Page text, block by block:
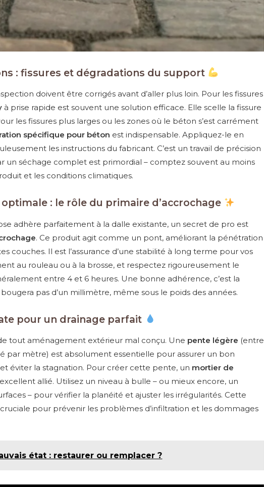
: fissures et dégradations du support
doivent être corrigés avant d’aller plus loin. Pour les fissures
à prise rapide est souvent une solution efficace. Elle scelle la fissure
les fissures plus larges ou les zones où le béton s’est carrément
spécifique pour béton est indispensable. Appliquez-le en
les instructions du fabricant. C’est un travail de précision
un séchage complet est primordial – comptez souvent au moins
et les conditions climatiques.
: le rôle du primaire d’accrochage
adhère parfaitement à la dalle existante, un secret de pro est
. Ce produit agit comme un pont, améliorant la pénétration
couches. Il est l’assurance d’une stabilité à long terme pour vos
au rouleau ou à la brosse, et respectez rigoureusement le
entre 4 et 6 heures. Une bonne adhérence, c’est la
pas d’un millimètre, même sous le poids des années.
pour un drainage parfait
tout aménagement extérieur mal conçu. Une pente légère (entre
par mètre) est absolument essentielle pour assurer un bon
éviter la stagnation. Pour créer cette pente, un mortier de
allié. Utilisez un niveau à bulle – ou mieux encore, un
– pour vérifier la planéité et ajuster les irrégularités. Cette
pour prévenir les problèmes d’infiltration et les dommages
état : restaurer ou remplacer ?